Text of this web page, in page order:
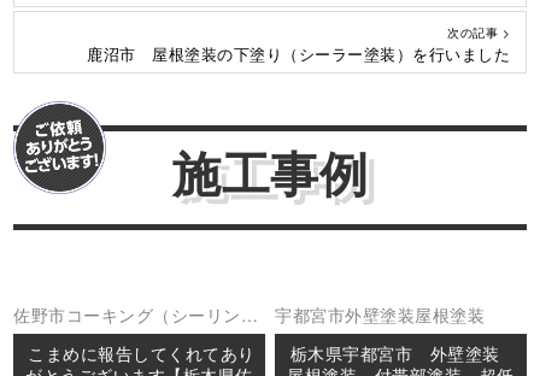
次の記事 >
鹿沼市 屋根塗装の下塗り（シーラー塗装）を行いました
施工事例
佐野市コーキング（シーリング
外壁塗装防水工事
こまめに報告してくれてあり
宇都宮市外壁塗装屋根塗装
栃木県宇都宮市 外壁塗装